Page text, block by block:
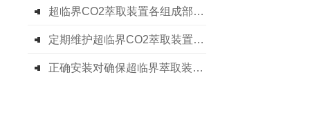
超临界CO2萃取装置各组成部件功能特点的详细介绍
定期维护超临界CO2萃取装置可确保产品质量和生产安全
正确安装对确保超临界萃取装置的提取效果至关重要